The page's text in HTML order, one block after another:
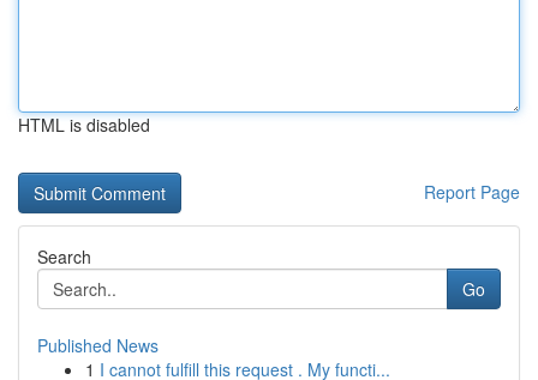
HTML is disabled
Report Page
Search
Go
Published News
1 I cannot fulfill this request . My functi...